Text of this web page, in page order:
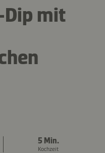
mit
5 Min.
Kochzeit